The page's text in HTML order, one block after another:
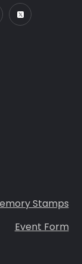
Stamps
Event Form